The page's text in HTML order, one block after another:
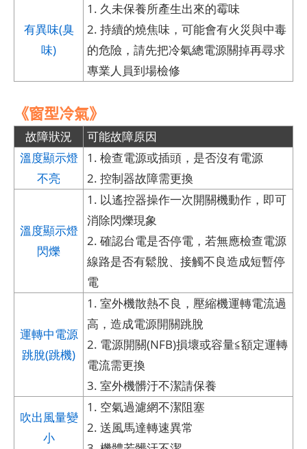
有異味(臭
味)
1. 久未保養所產生出來的霉味
2. 持續的燒焦味，可能會有火災與中毒
的危險，請先把冷氣總電源關掉再尋求
專業人員到場檢修
《窗型冷氣》
故障狀況
可能故障原因
溫度顯示燈
不亮
1. 檢查電源或插頭，是否沒有電源
2. 控制器故障需更換
溫度顯示燈
閃爍
1. 以遙控器操作一次開關機動作，即可
消除閃爍現象
2. 確認台電是否停電，若無應檢查電源
線路是否有鬆脫、接觸不良造成短暫停
電
運轉中電源
跳脫(跳機)
1. 室外機散熱不良，壓縮機運轉電流過
高，造成電源開關跳脫
2. 電源開關(NFB)損壞或容量≦額定運轉
電流需更換
3. 室外機髒汙不潔請保養
吹出風量變
小
1. 空氣過濾網不潔阻塞
2. 送風馬達轉速異常